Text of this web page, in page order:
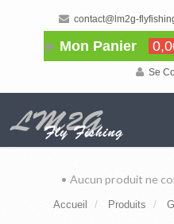
contact@lm2g-
Mon Panier
Se
• Aucun produit ne
Accueil Produits